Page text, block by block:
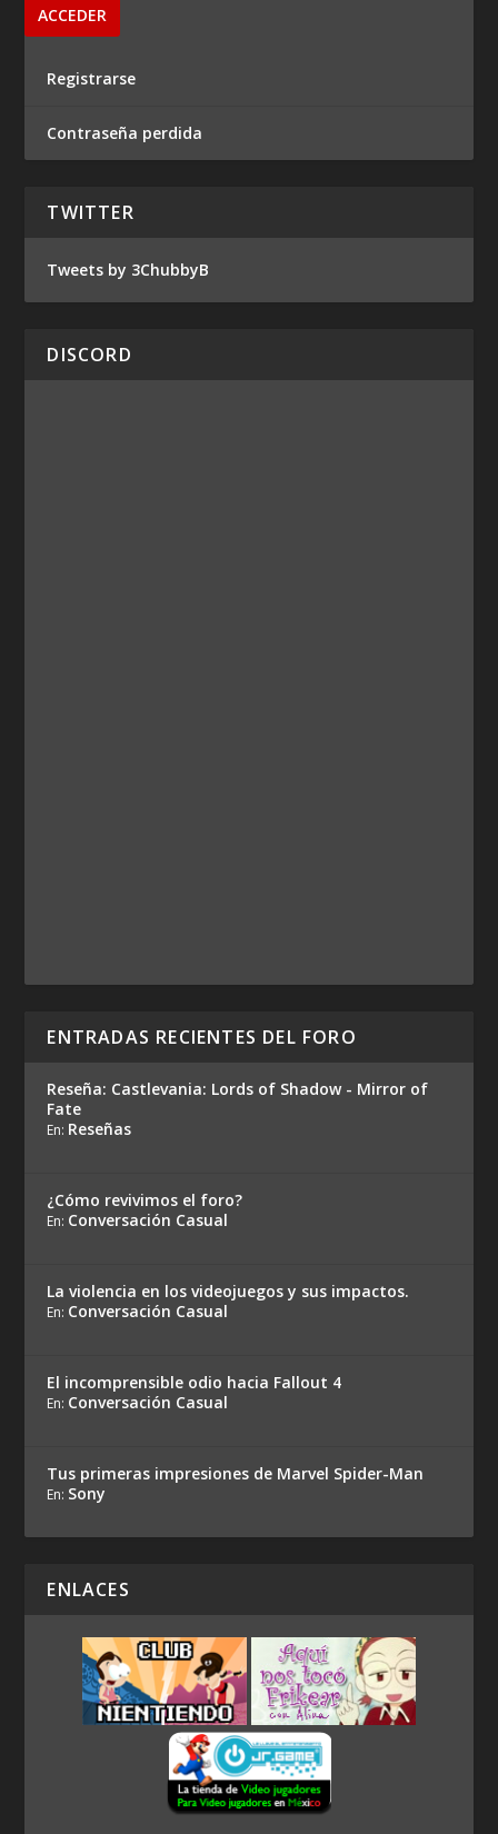
Registrarse
Contraseña perdida
TWITTER
Tweets by 3ChubbyB
DISCORD
ENTRADAS RECIENTES DEL FORO
Reseña: Castlevania: Lords of Shadow - Mirror of
Fate
En: Reseñas
¿Cómo revivimos el foro?
En: Conversación Casual
La violencia en los videojuegos y sus impactos.
En: Conversación Casual
El incomprensible odio hacia Fallout 4
En: Conversación Casual
Tus primeras impresiones de Marvel Spider-Man
En: Sony
ENLACES